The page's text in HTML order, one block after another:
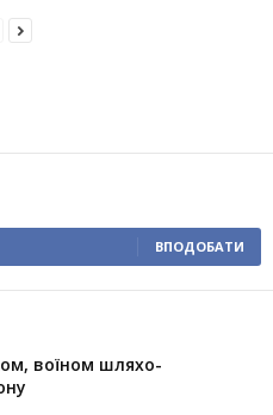
ВПОДОБАТИ
воїном шляхо-